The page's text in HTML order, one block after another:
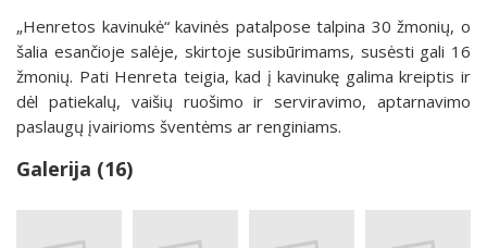
„Henretos kavinukė“ kavinės patalpose talpina 30 žmonių, o
šalia esančioje salėje, skirtoje susibūrimams, susėsti gali 16
žmonių. Pati Henreta teigia, kad į kavinukę galima kreiptis ir
dėl patiekalų, vaišių ruošimo ir serviravimo, aptarnavimo
paslaugų įvairioms šventėms ar renginiams.
Galerija (16)